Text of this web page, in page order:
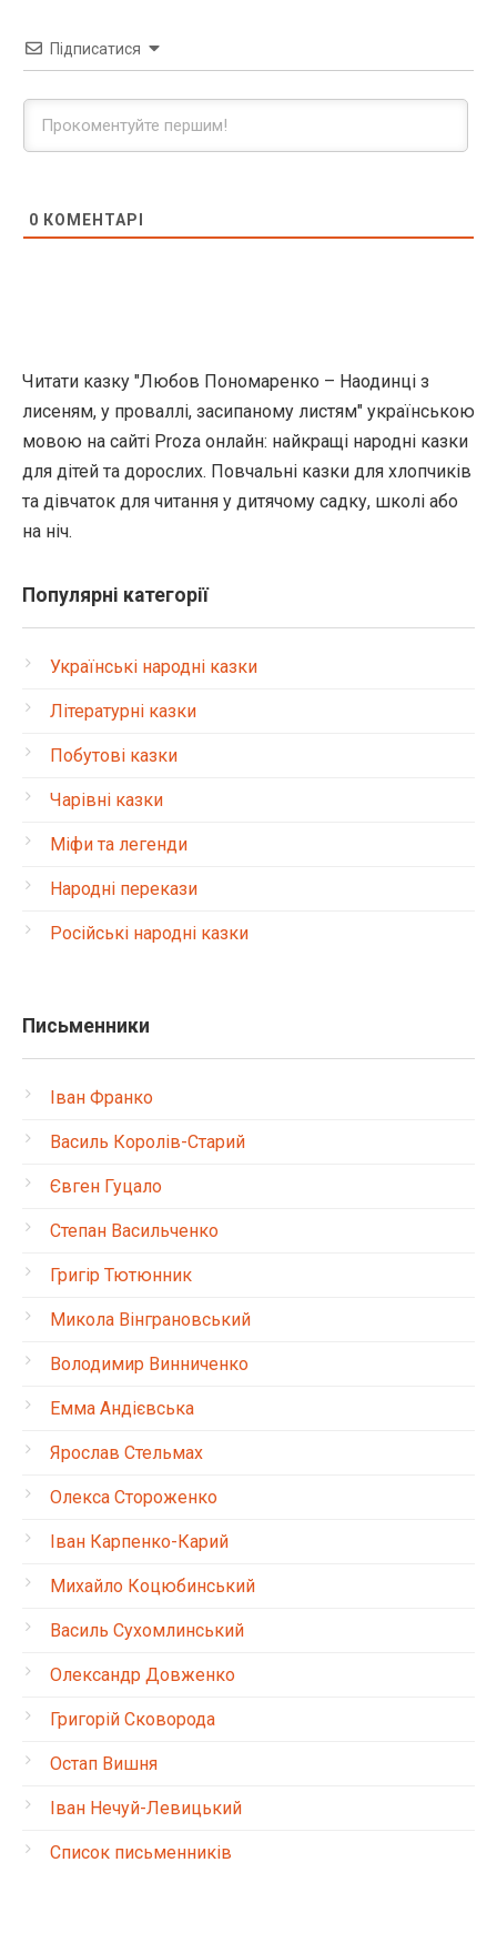
Підписатися
0 КОМЕНТАРІ
Читати казку "Любов Пономаренко – Наодинці з
лисеням, у проваллі, засипаному листям" українською
мовою на сайті Proza онлайн: найкращі народні казки
для дітей та дорослих. Повчальні казки для хлопчиків
та дівчаток для читання у дитячому садку, школі або
на ніч.
Популярні категорії
Українські народні казки
Літературні казки
Побутові казки
Чарівні казки
Міфи та легенди
Народні перекази
Російські народні казки
Письменники
Іван Франко
Василь Королів-Старий
Євген Гуцало
Степан Васильченко
Григір Тютюнник
Микола Вінграновський
Володимир Винниченко
Емма Андієвська
Ярослав Стельмах
Олекса Стороженко
Іван Карпенко-Карий
Михайло Коцюбинський
Василь Сухомлинський
Олександр Довженко
Григорій Сковорода
Остап Вишня
Іван Нечуй-Левицький
Список письменників